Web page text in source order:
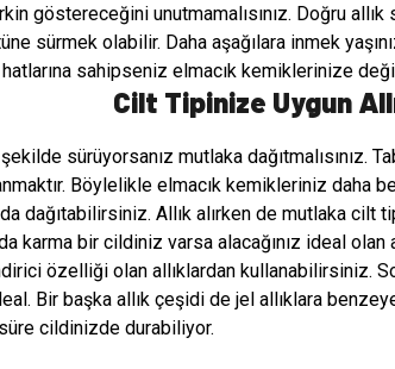
göstereceğini unutmamalısınız. Doğru
sürmek olabilir. Daha aşağılara inmek
sahipseniz elmacık kemiklerinize
Cilt Tipinize Uygun
şekilde sürüyorsanız mutlaka dağıtmalısınız.
Böylelikle elmacık kemikleriniz daha
dağıtabilirsiniz. Allık alırken de mutlaka cilt
karma bir cildiniz varsa alacağınız ideal olan
özelliği olan allıklardan kullanabilirsiniz.
Bir başka allık çeşidi de jel allıklara
cildinizde durabiliyor.